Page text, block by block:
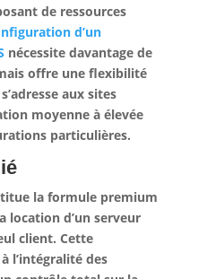
de ressources
d’un
nécessite davantage de
offre une flexibilité
aux sites
moyenne à élevée
particulières.
la formule premium
location d’un serveur
client. Cette
l’intégralité des